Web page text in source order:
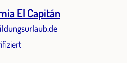
El Capitán